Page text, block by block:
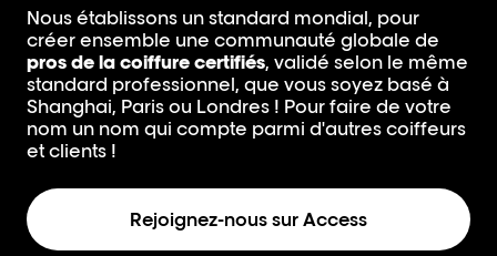
Nous établissons un standard mondial, pour
créer ensemble une communauté globale de
pros de la coiffure certifiés, validé selon le même
standard professionnel, que vous soyez basé à
Shanghai, Paris ou Londres ! Pour faire de votre
nom un nom qui compte parmi d'autres coiffeurs
et clients !
Rejoignez-nous sur Access